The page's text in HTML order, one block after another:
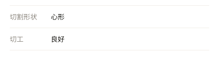
切割形状 心形
切工 良好